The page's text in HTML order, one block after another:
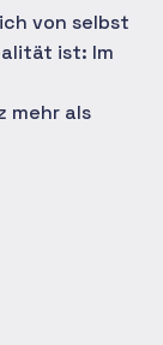
von selbst
ist: Im
mehr als